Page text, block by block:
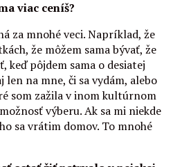
viac ceníš?
za mnohé veci. Napríklad, že
že môžem sama bývať, že
keď pôjdem sama o desiatej
len na mne, či sa vydám, alebo
som zažila v inom kultúrnom
výberu. Ak sa mi niekde
sa vrátim domov. To mnohé